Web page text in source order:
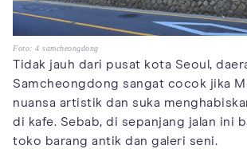
Foto: 4 samcheongdong
Tidak jauh dari pusat kota Seoul,
Samcheongdong sangat cocok jika
nuansa artistik dan suka
di kafe. Sebab, di sepanjang jalan ini
toko barang antik dan galeri seni.